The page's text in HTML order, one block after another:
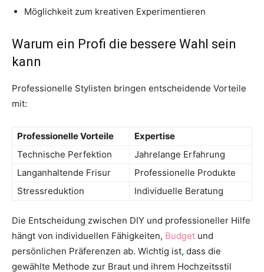
Möglichkeit zum kreativen Experimentieren
Warum ein Profi die bessere Wahl sein
kann
Professionelle Stylisten bringen entscheidende Vorteile
mit:
Professionelle Vorteile
Expertise
Technische Perfektion
Jahrelange Erfahrung
Langanhaltende Frisur
Professionelle Produkte
Stressreduktion
Individuelle Beratung
Die Entscheidung zwischen DIY und professioneller Hilfe
hängt von individuellen Fähigkeiten, Budget und
persönlichen Präferenzen ab. Wichtig ist, dass die
gewählte Methode zur Braut und ihrem Hochzeitsstil